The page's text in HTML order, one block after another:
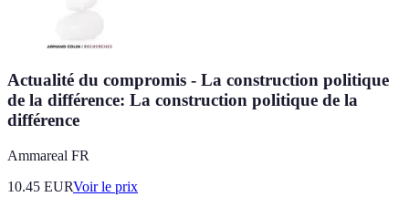
Actualité du compromis - La construction politique
de la différence: La construction politique de la
différence
Ammareal FR
10.45 EURVoir le prix